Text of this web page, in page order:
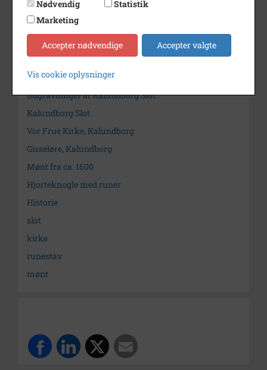
Ø872,3PENGEKISTE.
Ø872,5GULDMØNT.
Søg videre i Kalundborg Lokalarkiv
Udgravninger af Kalundborg Slot
Kalundborg Slot
Vor Frue Kirke, Kalundborg
Gisseløre, Kalundborg
Mønt fra ca. 1600
Hjorteknogle med runer
Historie
slot
kirke
runestav
mønt
Nødvendig
Statistik
Marketing
Accepter nødvendige Accepter valgte
Vis cookie oplysninger